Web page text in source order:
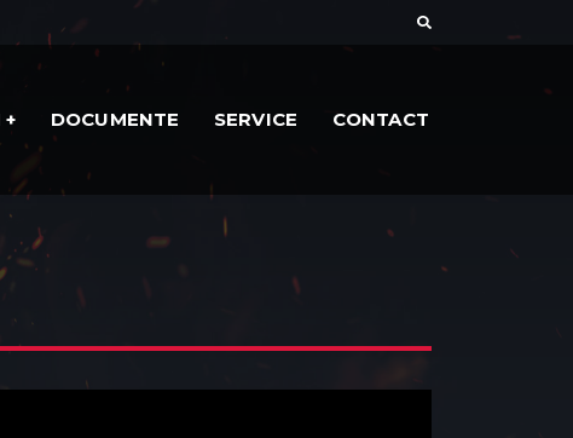
DOCUMENTE SERVICE CONTACT